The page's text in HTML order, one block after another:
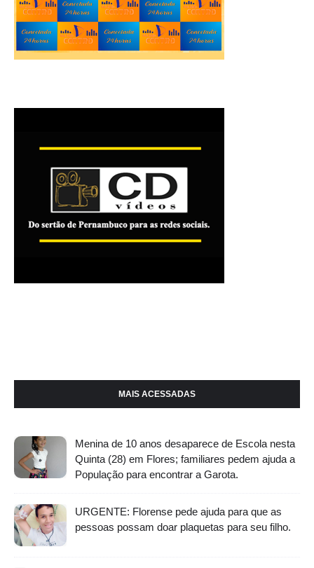
MAIS ACESSADAS
Menina de 10 anos desaparece de Escola nesta
Quinta (28) em Flores; familiares pedem ajuda a
População para encontrar a Garota.
URGENTE: Florense pede ajuda para que as
pessoas possam doar plaquetas para seu filho.